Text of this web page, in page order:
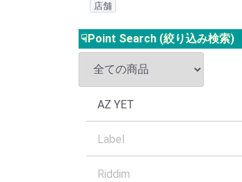
店舗
☟Point Search (絞り込み検索)